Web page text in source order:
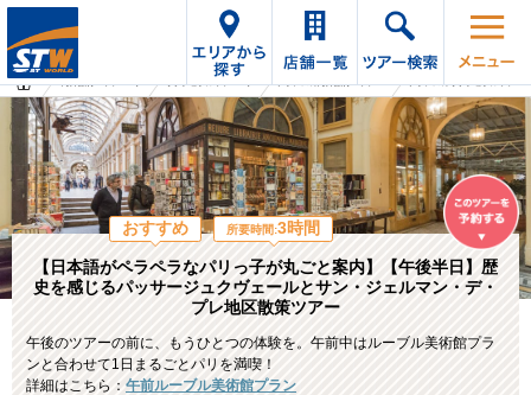
【日本語がペラペラなパリっ子が丸ごと案内】【午後半日】歴
史を感じるパッサージュクヴェールとサン・ジェルマン・デ・
プレ地区散策ツアー
午後のツアーの前に、もうひとつの体験を。午前中はルーブル美術館プラ
ンと合わせて1日まるごとパリを満喫！
詳細はこちら： 午前ルーブル美術館プラン
おすすめ 所要時間:3時間